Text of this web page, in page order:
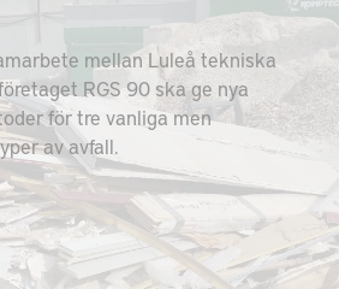
mellan Luleå tekniska
RGS 90 ska ge nya
för tre vanliga men
av avfall.